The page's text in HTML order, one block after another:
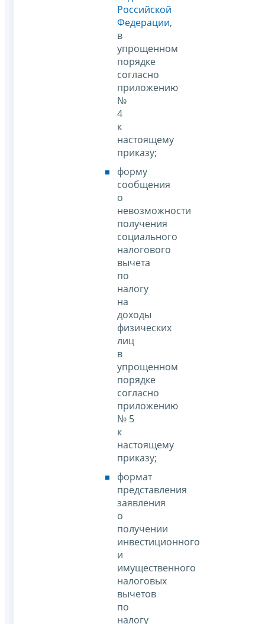
Российской
Федерации,
в
упрощенном
порядке
согласно
приложению
№
4
к
настоящему
приказу;
форму
сообщения
о
невозможности
получения
социального
налогового
вычета
по
налогу
на
доходы
физических
лиц
в
упрощенном
порядке
согласно
приложению
№ 5
к
настоящему
приказу;
формат
представления
заявления
о
получении
инвестиционного
и
имущественного
налоговых
вычетов
по
налогу